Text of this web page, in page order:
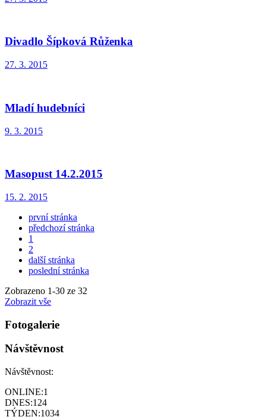
Divadlo Šípková Růženka
27. 3. 2015
Mladí hudebníci
9. 3. 2015
Masopust 14.2.2015
15. 2. 2015
první stránka
předchozí stránka
1
2
další stránka
poslední stránka
Zobrazeno 1-30 ze 32
Zobrazit vše
Fotogalerie
Návštěvnost
Návštěvnost:
ONLINE:1
DNES:124
TÝDEN:1034